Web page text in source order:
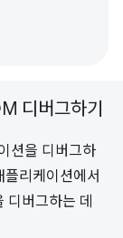
디버그하기
션을 디버그하
리케이션에서
버그하는 데